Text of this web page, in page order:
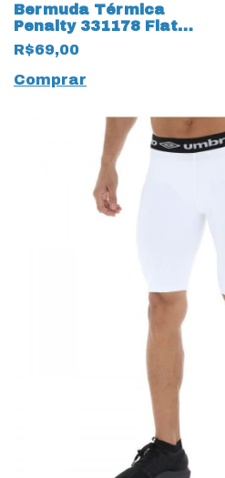
Bermuda Térmica
Penalty 331178 Flat X
Azul
R$69,00
Comprar